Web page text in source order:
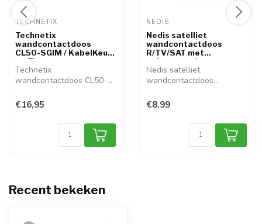
TECHNETIX
Technetix
wandcontactdoos
CL50-SGIM / KabelKeur
en Ziggo ...
Technetix
wandcontactdoos CL50-
...
€16,95
NEDIS
Nedis satelliet
wandcontactdoos
R/TV/SAT met
opbouwrand e...
Nedis satelliet
wandcontactdoos
opbouwrand e...
€8,99
Recent bekeken